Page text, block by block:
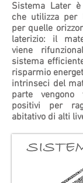
Sistema Later
che utilizza per
per quelle
laterizio: il
viene
sistema
risparmio
intrinseci del
parte vengono
positivi per
abitativo di alti